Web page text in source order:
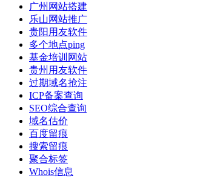
广州网站搭建
乐山网站推广
贵阳用友软件
多个地点ping
基金培训网站
贵州用友软件
过期域名抢注
ICP备案查询
SEO综合查询
域名估价
百度留痕
搜索留痕
聚合标签
Whois信息